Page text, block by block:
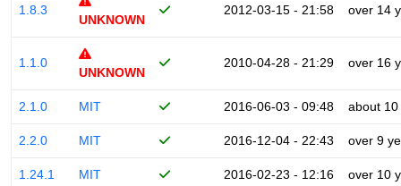
1.8.3
UNKNOWN
2012-03-15 - 21:58 over 14
1.1.0
UNKNOWN
2010-04-28 - 21:29 over 16
2.1.0 MIT 2016-06-03 - 09:48 about
2.2.0 MIT 2016-12-04 - 22:43 over 9
1.24.1 MIT 2016-02-23 - 12:16 over 10